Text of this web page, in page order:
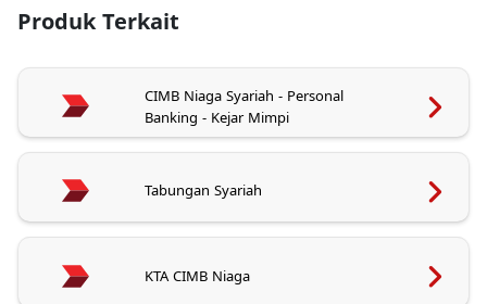
Produk Terkait
CIMB Niaga Syariah - Personal
Banking - Kejar Mimpi
Tabungan Syariah
KTA CIMB Niaga